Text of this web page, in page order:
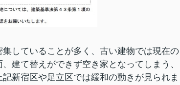
していることが多く、古い建物では現在の
建て替えができず空き家となってしまう、
新宿区や足立区では緩和の動きが見られま